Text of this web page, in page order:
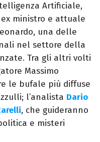
Artificiale,
ex ministro e attuale
una delle
nel settore della
Tra gli altri volti
Massimo
le bufale più diffuse
l’analista Dario
, che guideranno
e misteri